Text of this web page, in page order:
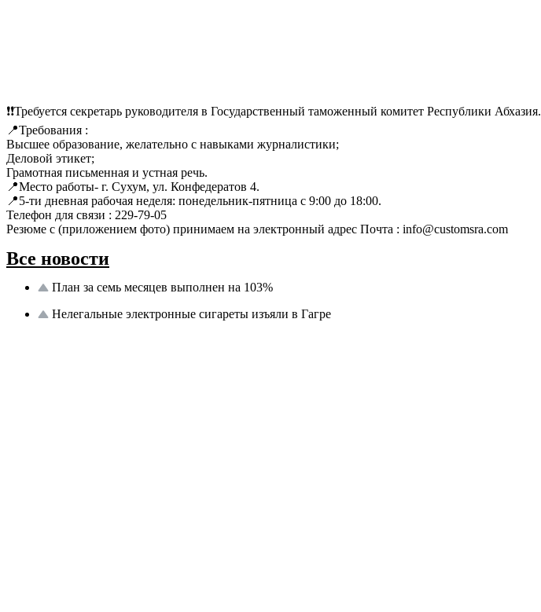
❗️❗️Требуется секретарь руководителя в Государственный таможенный комитет Республики Абхазия.
📍Требования :
Высшее образование, желательно с навыками журналистики;
Деловой этикет;
Грамотная письменная и устная речь.
📍Место работы- г. Сухум, ул. Конфедератов 4.
📍5-ти дневная рабочая неделя: понедельник-пятница с 9:00 до 18:00.
Телефон для связи : 229-79-05
Резюме с (приложением фото) принимаем на электронный адрес Почта : info@customsra.com
Все новости
План за семь месяцев выполнен на 103%
Нелегальные электронные сигареты изъяли в Гагре